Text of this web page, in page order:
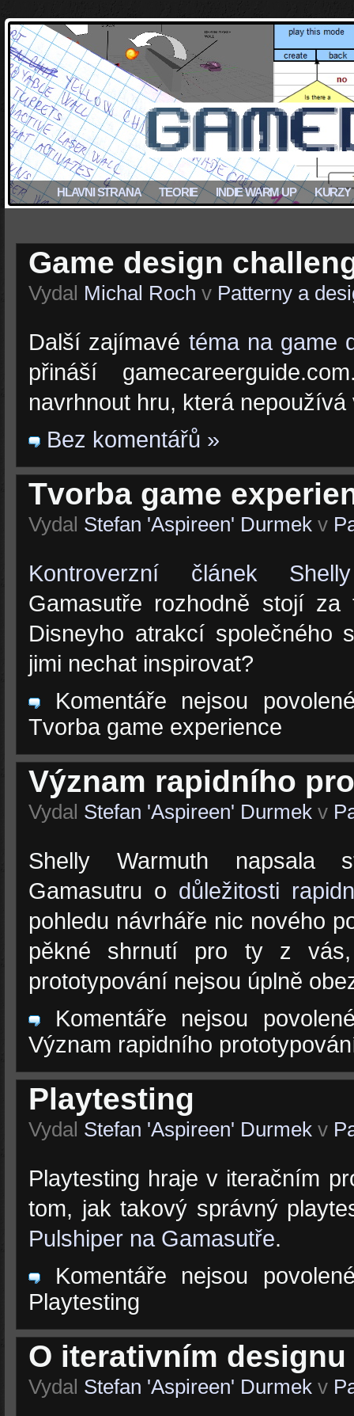
HLAVNI STRANA TEORIE INDIE WARM UP KURZY
Game design
Vydal Michal Roch v Patterny a
Další zajímavé téma na game
přináší
navrhnout hru, která
Bez komentářů »
Tvorba game
Vydal Stefan 'Aspireen' Durmek v
Kontroverzní článek
Gamasutře rozhodně stojí
Disneyho atrakcí společného
jimi nechat inspirovat?
Komentáře nejsou
Tvorba game experience
Význam rapidního
Vydal Stefan 'Aspireen' Durmek v
Shelly Warmuth napsala
Gamasutru o důležitosti
pohledu návrháře nic nového
pěkné shrnutí pro ty z
prototypování nejsou úplně
Komentáře nejsou
Význam rapidního
Playtesting
Vydal Stefan 'Aspireen' Durmek v
Playtesting hraje v iteračním
tom, jak takový správný
Pulshiper na Gamasutře.
Komentáře nejsou
Playtesting
O iterativním designu
Vydal Stefan 'Aspireen' Durmek v